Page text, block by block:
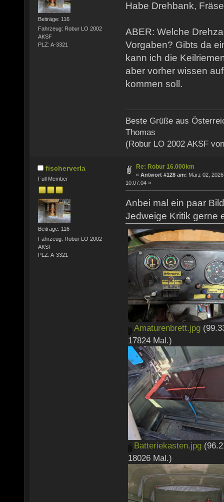
Beiträge: 116
Fahrzeug: Robur LO 2002
AKSF
PLZ: A-3321
Habe Drehbank,
ABER: Welche
Vorgaben? Gibts da
kann ich die
aber vorher wissen
kommen soll.
Beste Grüße aus
Thomas
(Robur LO 2002 AKSF
fischerverla
Full Member
Beiträge: 116
Fahrzeug: Robur LO 2002
AKSF
PLZ: A-3321
Re: Robur 16.000km
« Antwort #128 am: März 02,
10:07:04 »
Anbei mal ein paar
Jedweige Kritik gerne
Amaturenbrett.jpg
17824 Mal.)
Batteriekasten.jpg
18026 Mal.)